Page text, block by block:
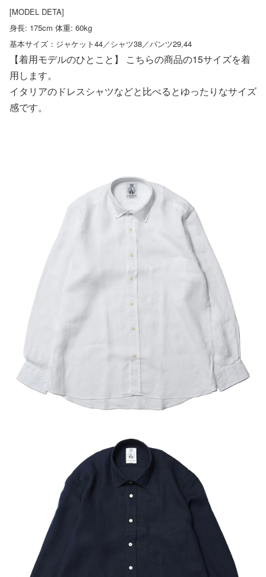
[MODEL DETA]
身長: 175cm 体重: 60kg
基本サイズ：ジャケット44／シャツ38／パンツ29,44
【着用モデルのひとこと】 こちらの商品の15サイズを着
用します。
イタリアのドレスシャツなどと比べるとゆったりなサイズ
感です。